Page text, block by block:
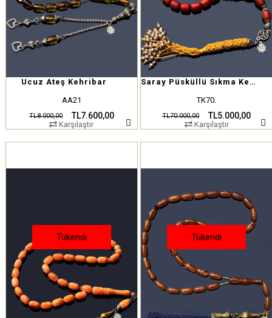
Ucuz Ateş Kehribar
AA21
TL7.600,00
TL8.000,00
Karşılaştır
Saray Püsküllü Sıkma Kehribar
TK70.
TL5.000,00
TL70.000,00
Karşılaştır
Tükendi Tükendi